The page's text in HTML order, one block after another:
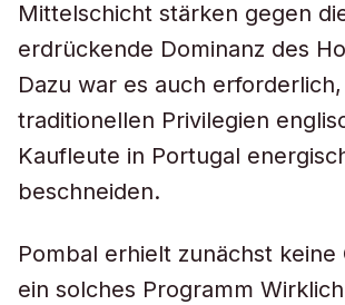
Mittelschicht stärken gegen
erdrückende Dominanz des
Dazu war es auch
traditionellen Privilegien
Kaufleute in Portugal
beschneiden.
Pombal erhielt zunächst keine
ein solches Programm